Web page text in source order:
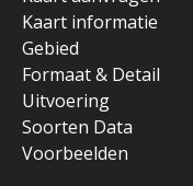
Kaart informatie
Gebied
Formaat & Detail
Uitvoering
Soorten Data
Voorbeelden